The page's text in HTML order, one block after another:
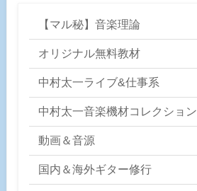
【マル秘】音楽理論
オリジナル無料教材
中村太一ライブ&仕事系
中村太一音楽機材コレクション
動画＆音源
国内＆海外ギター修行